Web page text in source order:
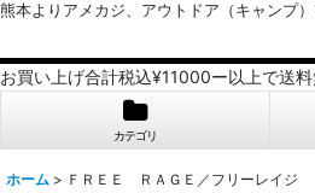
熊本よりアメカジ、アウトドア（キャンプ
お買い上げ合計税込¥11000ー以上で送
カテゴリ
ホーム > ＦＲＥＥ ＲＡＧＥ／フリーレイジ